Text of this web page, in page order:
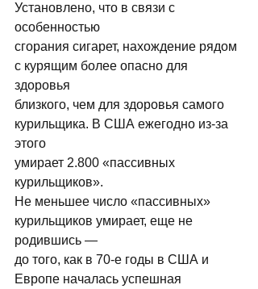
Установлено, что в связи с
особенностью
сгорания сигарет, нахождение рядом
с курящим более опасно для
здоровья
близкого, чем для здоровья самого
курильщика. В США ежегодно из-за
этого
умирает 2.800 «пассивных
курильщиков».
Не меньшее число «пассивных»
куpильщиков умиpает, еще не
pодившись —
до того, как в 70-е годы в США и
Евpопе началась успешная